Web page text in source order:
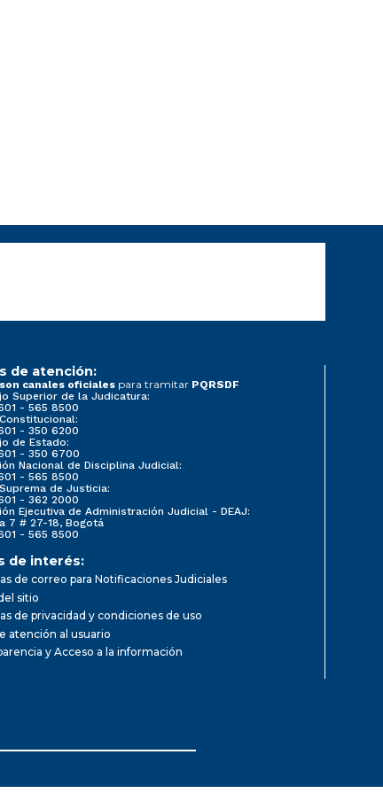
de atención:
canales oficiales para tramitar PQRSDF
Superior de la Judicatura:
- 565 8500
- 350 6200
de Estado:
- 350 6700
Nacional de Disciplina Judicial:
- 565 8500
de Justicia:
- 362 2000
Ejecutiva de Administración Judicial - DEAJ:
7 # 27-18, Bogotá
- 565 8500
de interés:
de correo para Notificaciones Judiciales
sitio
de privacidad y condiciones de uso
atención al usuario
y Acceso a la información